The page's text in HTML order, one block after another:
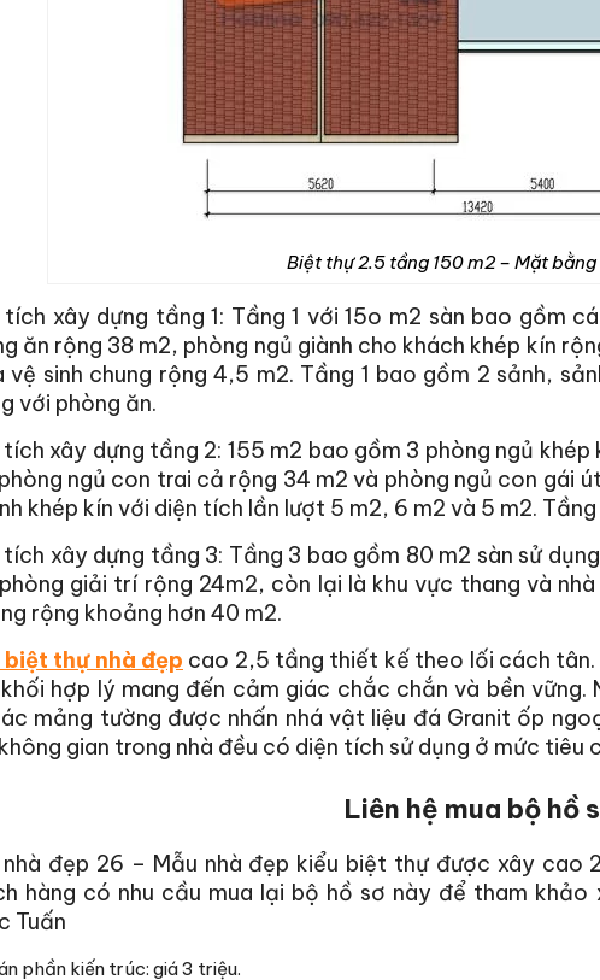
Biệt thự 2.5 tầng 150 m2 – Mặt
tích xây dựng tầng 1: Tầng 1 với 15o m2 sàn bao gồm
ăn rộng 38 m2, phòng ngủ giành cho khách khép kín
vệ sinh chung rộng 4,5 m2. Tầng 1 bao gồm 2 sảnh,
với phòng ăn.
tích xây dựng tầng 2: 155 m2 bao gồm 3 phòng ngủ
ngủ con trai cả rộng 34 m2 và phòng ngủ con gái
khép kín với diện tích lần lượt 5 m2, 6 m2 và 5 m2.
tích xây dựng tầng 3: Tầng 3 bao gồm 80 m2 sàn sử
giải trí rộng 24m2, còn lại là khu vực thang và
rộng khoảng hơn 40 m2.
biệt thự nhà đẹp cao 2,5 tầng thiết kế theo lối cách
khối hợp lý mang đến cảm giác chắc chắn và bền
mảng tường được nhấn nhá vật liệu đá Granit ốp
gian trong nhà đều có diện tích sử dụng ở mức tiêu
Liên hệ mua bộ hồ
nhà đẹp 26 – Mẫu nhà đẹp kiểu biệt thự được xây
hàng có nhu cầu mua lại bộ hồ sơ này để tham khảo
Tuấn
phần kiến trúc: giá 3 triệu.